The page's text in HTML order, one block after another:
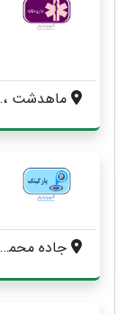
ماهدشت ، جاده ماهدشت ولدآباد بزرگ محله يزديها نبش بهمن 301
جاده محمد شهر ، ماهدشت قبل از پمپ بنزين عباس آباد ، کوچه سفيران هدايت